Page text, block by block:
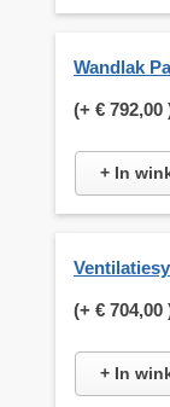
Wandlak
(+ € 792,00
+ In
(+ € 704,00
+ In